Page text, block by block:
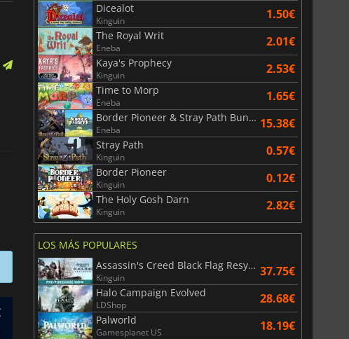
Dicealot
Kinguin 1.50€
The Royal Writ
Eneba 2.01€
Kaya's Prophecy
Kinguin 2.53€
Time to Morp
Eneba 1.65€
Border Pioneer & Stray Path Bundle
Eneba 15.38€
Stray Path
Kinguin 0.57€
Border Pioneer
Kinguin 0.12€
The Holy Gosh Darn
Kinguin 2.82€
LOS MÁS POPULARES
Assassin's Creed Black Flag Resynced
Kinguin 37.75€
Halo Campaign Evolved
LDShop 28.68€
Palworld
Gamesplanet US 18.19€